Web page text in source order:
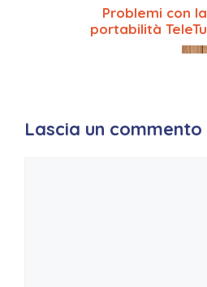
Problemi con la
portabilità TeleTu
Lascia un commento